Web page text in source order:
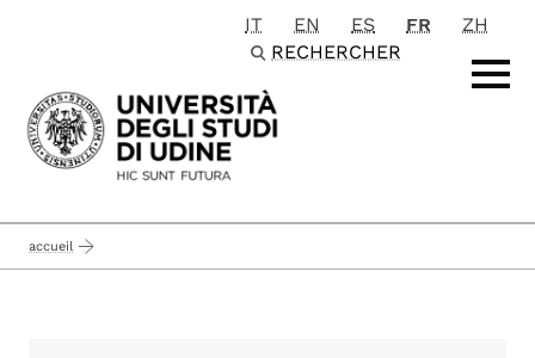
Passa al contenuto principale
IT EN ES FR
ZH
RECHERCHER
accueil